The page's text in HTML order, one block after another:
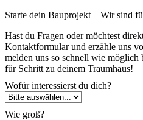
Starte dein Bauprojekt – Wir sind
Hast du Fragen oder möchtest
Kontaktformular und erzähle uns
melden uns so schnell wie
für Schritt zu deinem Traumhaus!
Wofür interessierst du dich?
Wie groß?